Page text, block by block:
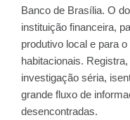
Banco de Brasília. O
instituição financeira,
produtivo local e para
habitacionais.
investigação séria,
grande fluxo de
desencontradas.